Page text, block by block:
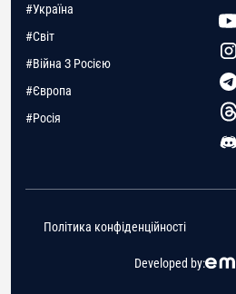
#Україна
#Світ
#Війна З Росією
#Європа
#Росія
Developed by:
Політика конфіденційності